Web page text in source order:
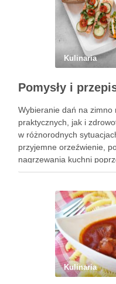
Kulinaria
Pomysły i
Wybieranie dań na zimno
praktycznych, jak i
w różnorodnych
przyjemne orzeźwienie,
nagrzewania kuchni
To znacząco wpływa na
Kulinaria